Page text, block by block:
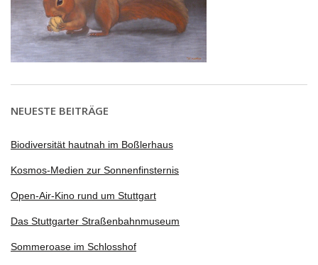
NEUESTE BEITRÄGE
Biodiversität hautnah im Boßlerhaus
Kosmos-Medien zur Sonnenfinsternis
Open-Air-Kino rund um Stuttgart
Das Stuttgarter Straßenbahnmuseum
Sommeroase im Schlosshof